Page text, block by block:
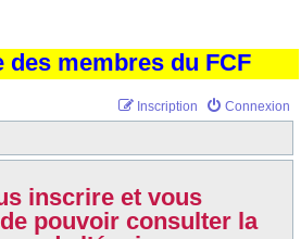
membres du FCF
Connexion
Inscription
inscrire et vous
pouvoir consulter la